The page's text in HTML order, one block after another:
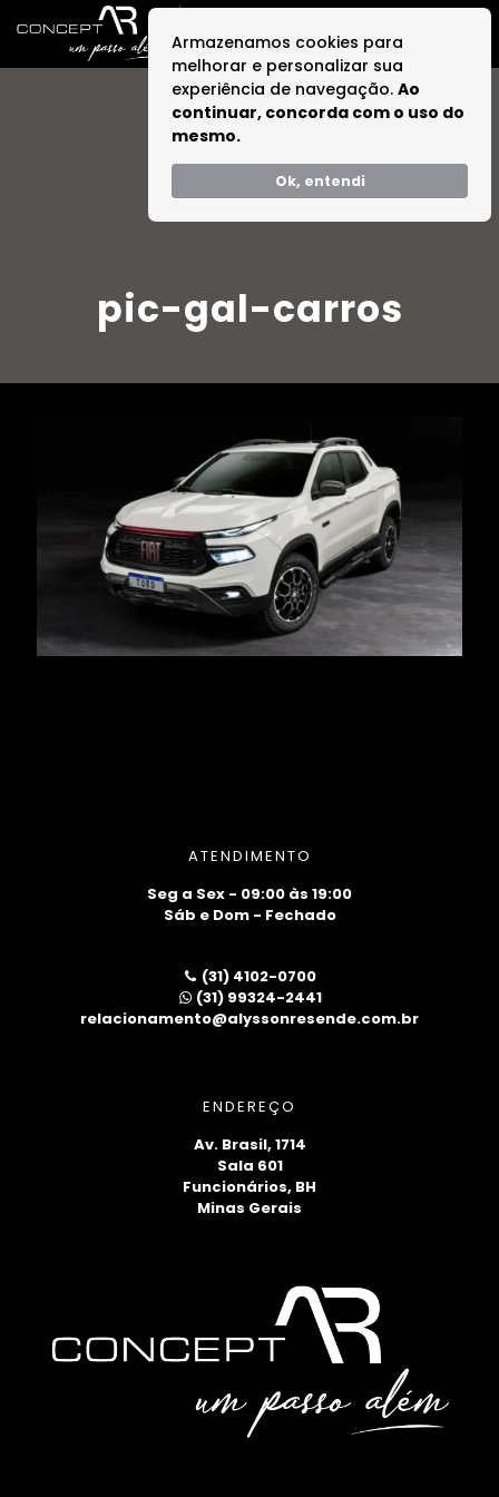
Armazenamos cookies para
melhorar e personalizar sua
experiência de navegação. Ao
continuar, concorda com o uso do
mesmo.
Ok, entendi
pic-gal-carros
ATENDIMENTO
Seg a Sex - 09:00 às 19:00
Sáb e Dom - Fechado
(31) 4102-0700
(31) 99324-2441
relacionamento@alyssonresende.com.br
ENDEREÇO
Av. Brasil, 1714
Sala 601
Funcionários, BH
Minas Gerais